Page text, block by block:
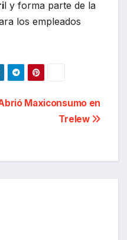
l y forma parte de la
los empleados
Maxiconsumo en
Trelew